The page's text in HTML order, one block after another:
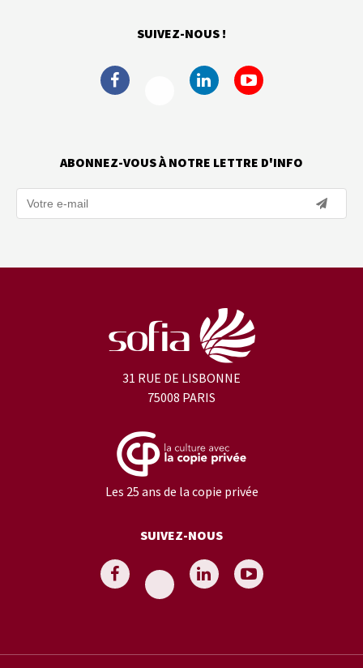
SUIVEZ-NOUS !
ABONNEZ-VOUS À NOTRE LETTRE D'INFO
31 RUE DE LISBONNE
75008 PARIS
Les 25 ans de la copie privée
SUIVEZ-NOUS